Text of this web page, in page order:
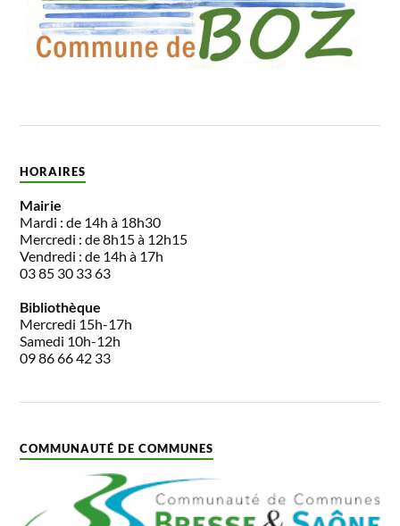
HORAIRES
Mairie
Mardi : de 14h à 18h30
Mercredi : de 8h15 à 12h15
Vendredi : de 14h à 17h
03 85 30 33 63
Bibliothèque
Mercredi 15h-17h
Samedi 10h-12h
09 86 66 42 33
COMMUNAUTÉ DE COMMUNES